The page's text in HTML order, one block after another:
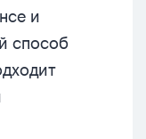
и
способ